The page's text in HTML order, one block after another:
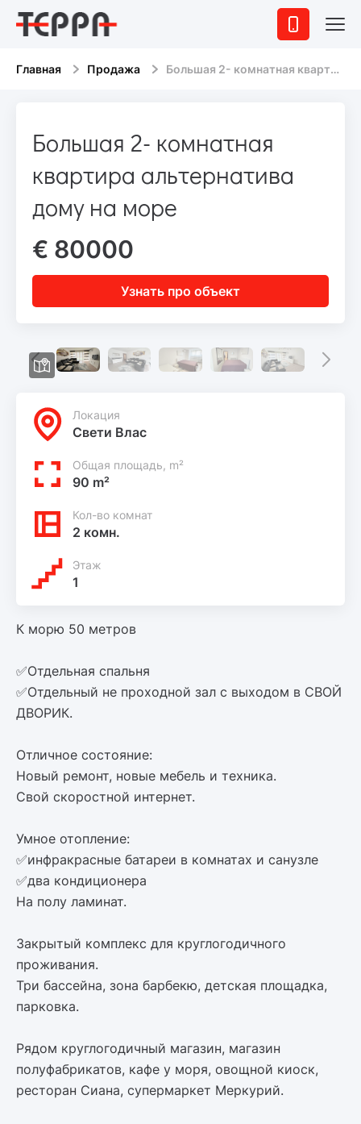
Главная Продажа Большая 2- комнатная квартира альтернатива дому на море
Большая 2- комнатная
квартира альтернатива
дому на море
€ 80000
Узнать про объект
Локация
Свети Влас
Общая площадь, m²
90 m²
Кол-во комнат
2 комн.
Этаж
1
К морю 50 метров
✅Отдельная спальня
✅Отдельный не проходной зал с выходом в СВОЙ
ДВОРИК.
Отличное состояние:
Новый ремонт, новые мебель и техника.
Свой скоростной интернет.
Умное отопление:
✅инфракрасные батареи в комнатах и санузле
✅два кондиционера
На полу ламинат.
Закрытый комплекс для круглогодичного
проживания.
Три бассейна, зона барбекю, детская площадка,
парковка.
Рядом круглогодичный магазин, магазин
полуфабрикатов, кафе у моря, овощной киоск,
ресторан Сиана, супермаркет Меркурий.